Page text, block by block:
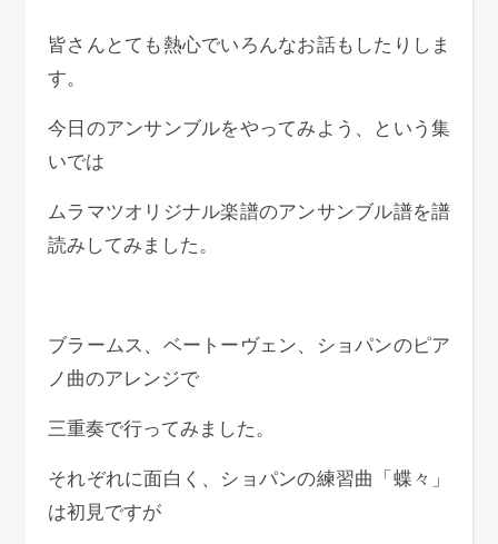
皆さんとても熱心でいろんなお話もしたりしま
す。
今日のアンサンブルをやってみよう、という集
いでは
ムラマツオリジナル楽譜のアンサンブル譜を譜
読みしてみました。
ブラームス、ベートーヴェン、ショパンのピア
ノ曲のアレンジで
三重奏で行ってみました。
それぞれに面白く、ショパンの練習曲「蝶々」
は初見ですが